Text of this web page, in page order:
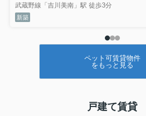
武蔵野線「吉川美南」駅 徒歩3分
新築
ペット可賃貸物件
をもっと見る
戸建て賃貸